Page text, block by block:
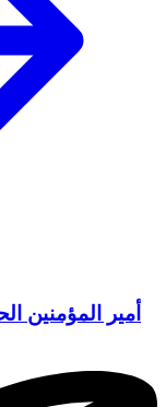
أمير المؤمنين